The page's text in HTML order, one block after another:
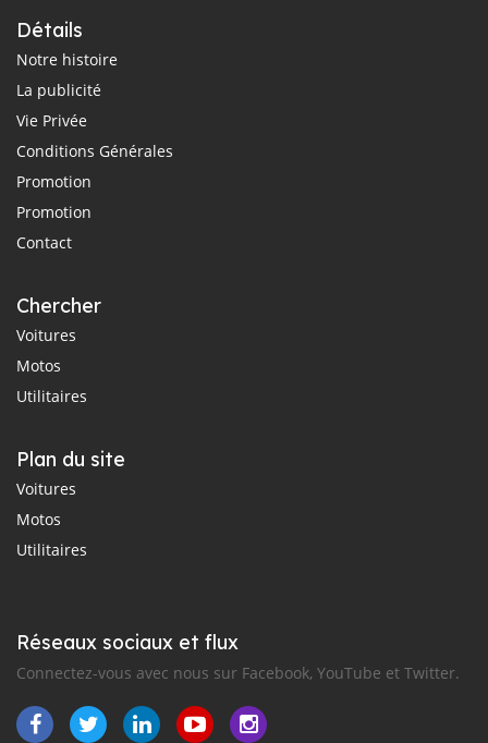
Détails
Notre histoire
La publicité
Vie Privée
Conditions Générales
Promotion
Promotion
Contact
Chercher
Voitures
Motos
Utilitaires
Plan du site
Voitures
Motos
Utilitaires
Réseaux sociaux et flux
Connectez-vous avec nous sur Facebook, YouTube et Twitter.